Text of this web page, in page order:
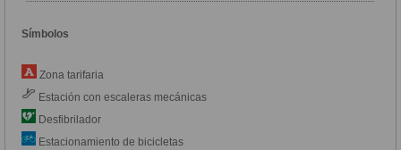
Símbolos
Zona tarifaria
Estación con escaleras mecánicas
Desfibrilador
Estacionamiento de bicicletas